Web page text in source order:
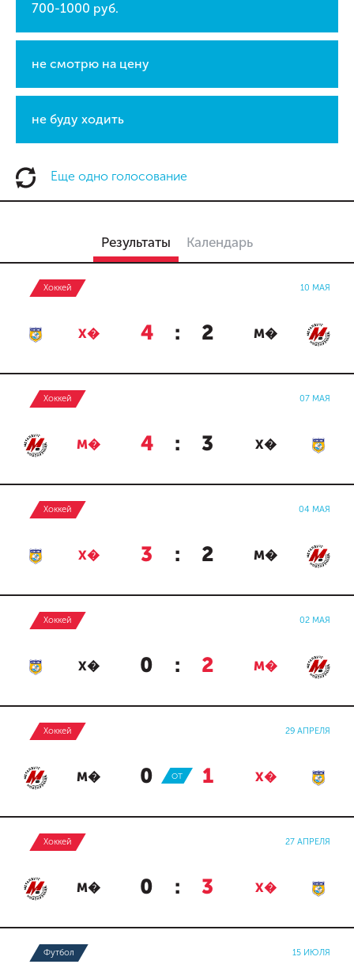
700-1000 руб.
не смотрю на цену
не буду ходить
Еще одно голосование
Результаты Календарь
Хоккей 10 МАЯ
Х� 4 : 2 М�
Хоккей 07 МАЯ
М� 4 : 3 Х�
Хоккей 04 МАЯ
Х� 3 : 2 М�
Хоккей 02 МАЯ
Х� 0 : 2 М�
Хоккей 29 АПРЕЛЯ
М� 0 : 1 Х�
ОТ
Хоккей 27 АПРЕЛЯ
М� 0 : 3 Х�
Футбол 15 ИЮЛЯ